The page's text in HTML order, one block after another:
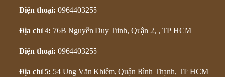
Điện thoại: 0964403255
Địa chỉ 4: 76B Nguyễn Duy Trinh, Quận 2, , TP HCM
Điện thoại: 0964403255
Địa chỉ 5: 54 Ung Văn Khiêm, Quận Bình Thạnh, TP HCM